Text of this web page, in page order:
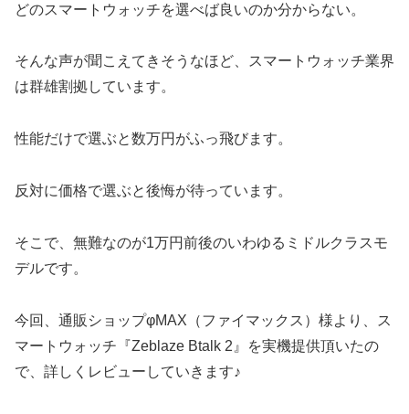
どのスマートウォッチを選べば良いのか分からない。
そんな声が聞こえてきそうなほど、スマートウォッチ業界
は群雄割拠しています。
性能だけで選ぶと数万円がふっ飛びます。
反対に価格で選ぶと後悔が待っています。
そこで、無難なのが1万円前後のいわゆるミドルクラスモ
デルです。
今回、通販ショップφMAX（ファイマックス）様より、ス
マートウォッチ『Zeblaze Btalk 2』を実機提供頂いたの
で、詳しくレビューしていきます♪